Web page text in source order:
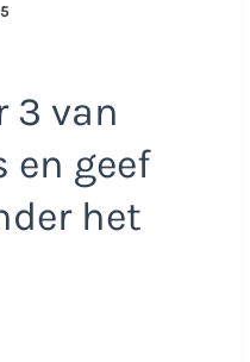
3 van
en geef
het